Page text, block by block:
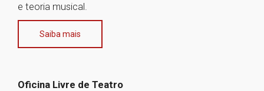
e teoria musical.
Saiba mais
Oficina Livre de Teatro